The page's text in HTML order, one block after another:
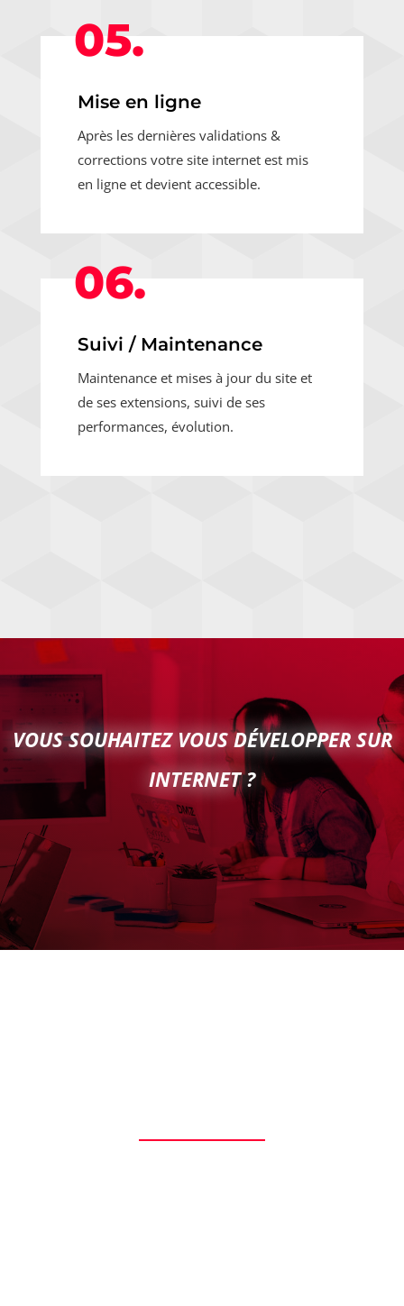
05.
Mise en ligne
Après les dernières validations &
corrections votre site internet est mis
en ligne et devient accessible.
06.
Suivi / Maintenance
Maintenance et mises à jour du site et
de ses extensions, suivi de ses
performances, évolution.
VOUS SOUHAITEZ VOUS DÉVELOPPER SUR
INTERNET ?